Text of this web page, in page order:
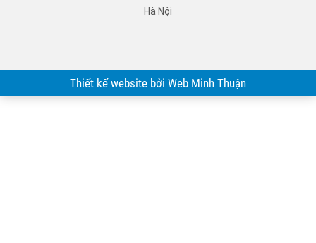
Hà Nội
Thiết kế website bởi Web Minh Thuận